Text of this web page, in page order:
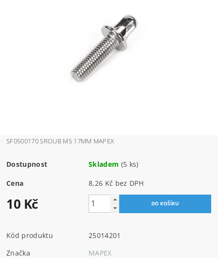
SF0500170 SROUB M5 17MM MAPEX
Dostupnost Skladem (5 ks)
Cena 8,26 Kč bez DPH
10 Kč
Kód produktu
25014201
Značka
MAPEX